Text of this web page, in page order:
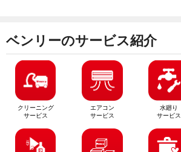
ベンリーのサービス紹介
クリーニング
サービス
エアコン
サービス
水廻り
サービス